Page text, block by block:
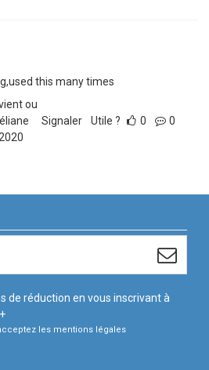
this many times
ou
Signaler Utile ? 0 0
de réduction en vous inscrivant à
les mentions légales